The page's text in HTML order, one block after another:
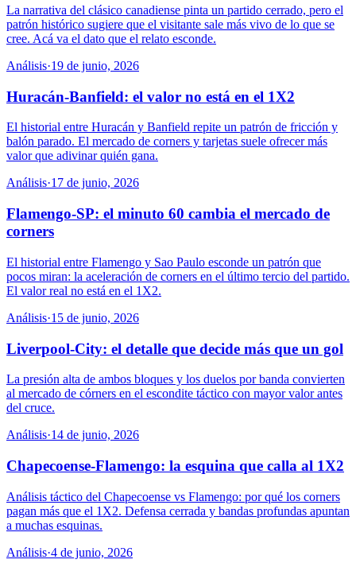
La narrativa del clásico canadiense pinta un partido cerrado, pero el
patrón histórico sugiere que el visitante sale más vivo de lo que se
cree. Acá va el dato que el relato esconde.
Análisis·19 de junio, 2026
Huracán-Banfield: el valor no está en el 1X2
El historial entre Huracán y Banfield repite un patrón de fricción y
balón parado. El mercado de corners y tarjetas suele ofrecer más
valor que adivinar quién gana.
Análisis·17 de junio, 2026
Flamengo-SP: el minuto 60 cambia el mercado de
corners
El historial entre Flamengo y Sao Paulo esconde un patrón que
pocos miran: la aceleración de corners en el último tercio del partido.
El valor real no está en el 1X2.
Análisis·15 de junio, 2026
Liverpool-City: el detalle que decide más que un gol
La presión alta de ambos bloques y los duelos por banda convierten
al mercado de córners en el escondite táctico con mayor valor antes
del cruce.
Análisis·14 de junio, 2026
Chapecoense-Flamengo: la esquina que calla al 1X2
Análisis táctico del Chapecoense vs Flamengo: por qué los corners
pagan más que el 1X2. Defensa cerrada y bandas profundas apuntan
a muchas esquinas.
Análisis·4 de junio, 2026